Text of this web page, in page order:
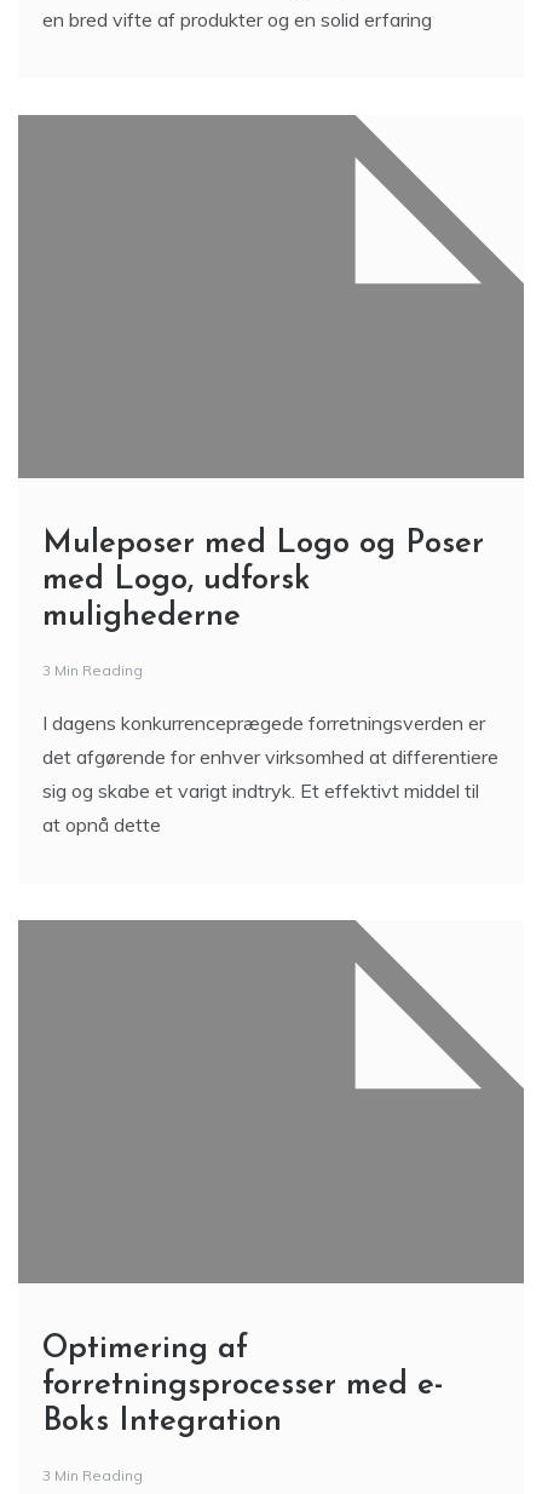
en bred vifte af produkter og en solid erfaring
Muleposer med Logo og Poser
med Logo, udforsk
mulighederne
3 Min Reading
I dagens konkurrenceprægede forretningsverden er
det afgørende for enhver virksomhed at differentiere
sig og skabe et varigt indtryk. Et effektivt middel til
at opnå dette
Optimering af
forretningsprocesser med e-
Boks Integration
3 Min Reading